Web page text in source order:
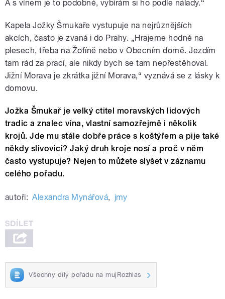
A s vínem je to podobné, vybírám si ho podle nálady.“
Kapela Jožky Šmukaře vystupuje na nejrůznějších
akcích, často je zvaná i do Prahy. „Hrajeme hodně na
plesech, třeba na Žofíně nebo v Obecním domě. Jezdím
tam rád za prací, ale nikdy bych se tam nepřestěhoval.
Jižní Morava je zkrátka jižní Morava,“ vyznává se z lásky k
domovu.
Jožka Šmukař je velký ctitel moravských lidových
tradic a znalec vína, vlastní samozřejmě i několik
krojů. Jde mu stále dobře práce s koštýřem a pije také
někdy slivovici? Jaký druh kroje nosí a proč v něm
často vystupuje? Nejen to můžete slyšet v záznamu
celého pořadu.
autoři: Alexandra Mynářová, jmy
Všechny díly pořadu na mujRozhlas